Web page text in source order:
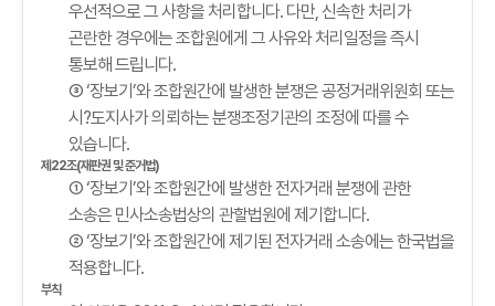
우선적으로 그 사항을 처리합니다. 다만, 신속한 처리가
곤란한 경우에는 조합원에게 그 사유와 처리일정을 즉시
통보해 드립니다.
③ ‘장보기’와 조합원간에 발생한 분쟁은 공정거래위원회 또는
시?도지사가 의뢰하는 분쟁조정기관의 조정에 따를 수
있습니다.
제22조(재판권 및 준거법)
① ‘장보기’와 조합원간에 발생한 전자거래 분쟁에 관한
소송은 민사소송법상의 관할법원에 제기합니다.
② ‘장보기’와 조합원간에 제기된 전자거래 소송에는 한국법을
적용합니다.
부칙